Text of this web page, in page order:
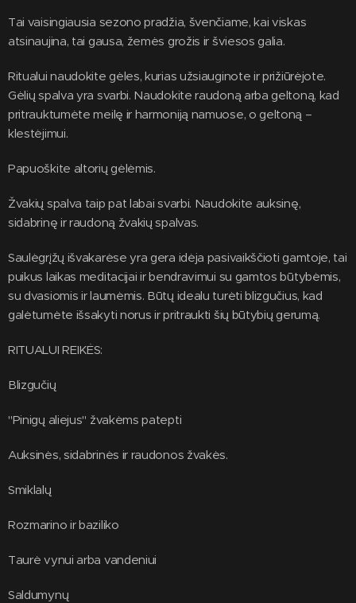
Tai vaisingiausia sezono pradžia, švenčiame, kai viskas
atsinaujina, tai gausa, žemės grožis ir šviesos galia.
Ritualui naudokite gėles, kurias užsiauginote ir prižiūrėjote.
Gėlių spalva yra svarbi. Naudokite raudoną arba geltoną, kad
pritrauktumėte meilę ir harmoniją namuose, o geltoną –
klestėjimui.
Papuoškite altorių gėlėmis.
Žvakių spalva taip pat labai svarbi. Naudokite auksinę,
sidabrinę ir raudoną žvakių spalvas.
Saulėgrįžų išvakarėse yra gera idėja pasivaikščioti gamtoje, tai
puikus laikas meditacijai ir bendravimui su gamtos būtybėmis,
su dvasiomis ir laumėmis. Būtų idealu turėti blizgučius, kad
galėtumėte išsakyti norus ir pritraukti šių būtybių gerumą.
RITUALUI REIKĖS:
Blizgučių
"Pinigų aliejus" žvakėms patepti
Auksinės, sidabrinės ir raudonos žvakės.
Smiklalų
Rozmarino ir baziliko
Taurė vynui arba vandeniui
Saldumynų